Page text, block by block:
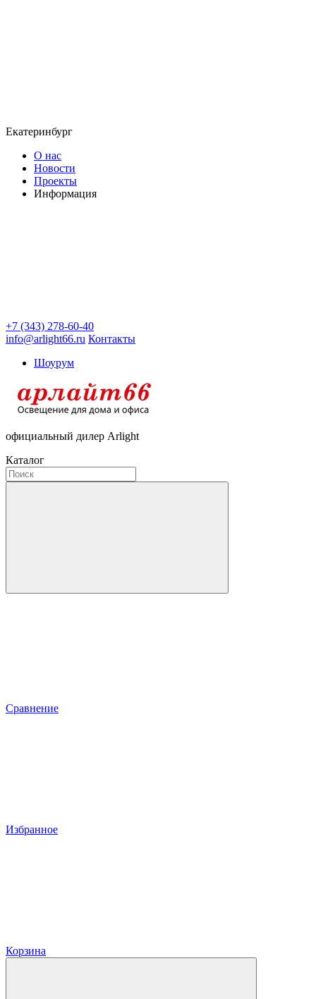
Екатеринбург
О нас
Новости
Проекты
Информация
+7 (343) 278-60-40
info@arlight66.ru Контакты
Шоурум
официальный дилер Arlight
Каталог
Сравнение
Избранное
Корзина